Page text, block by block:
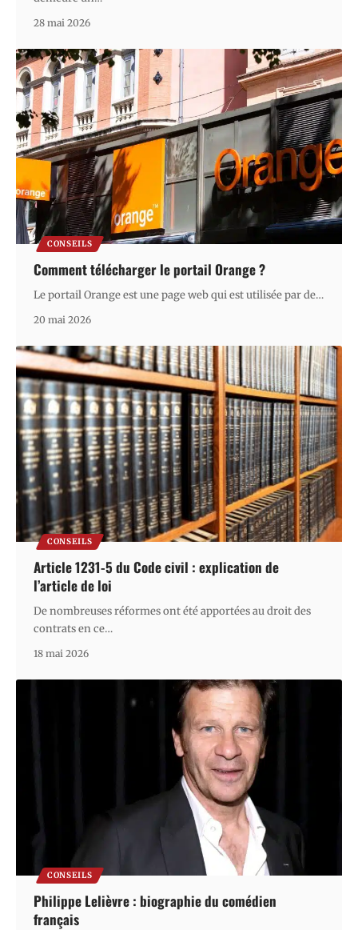
28 mai 2026
CONSEILS
Comment télécharger le portail Orange ?
Le portail Orange est une page web qui est utilisée par de…
20 mai 2026
CONSEILS
Article 1231-5 du Code civil : explication de
l’article de loi
De nombreuses réformes ont été apportées au droit des
contrats en ce…
18 mai 2026
CONSEILS
Philippe Lelièvre : biographie du comédien
français